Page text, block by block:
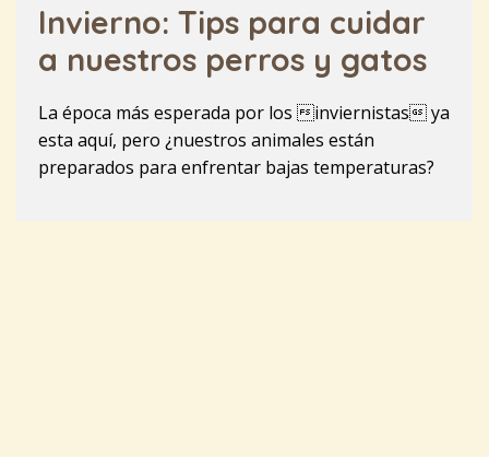
Invierno: Tips para cuidar
a nuestros perros y gatos
La época más esperada por los inviernistas ya
esta aquí, pero ¿nuestros animales están
preparados para enfrentar bajas temperaturas?